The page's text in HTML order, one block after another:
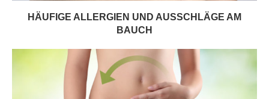
HÄUFIGE ALLERGIEN UND AUSSCHLÄGE AM
BAUCH